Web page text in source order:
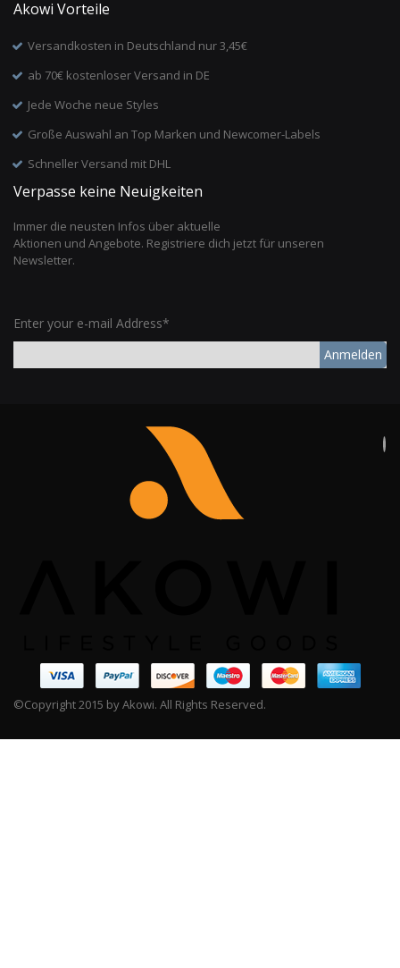
Akowi Vorteile
Versandkosten in Deutschland nur 3,45€
ab 70€ kostenloser Versand in DE
Jede Woche neue Styles
Große Auswahl an Top Marken und Newcomer-Labels
Schneller Versand mit DHL
Verpasse keine Neuigkeiten
Immer die neusten Infos über aktuelle
Aktionen und Angebote. Registriere dich jetzt für unseren
Newsletter.
Enter your e-mail Address*
Anmelden
©Copyright 2015 by Akowi. All Rights Reserved.